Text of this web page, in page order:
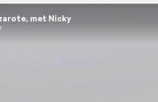
met Nicky